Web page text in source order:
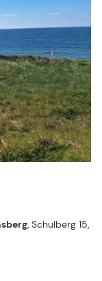
, Schulberg 15,